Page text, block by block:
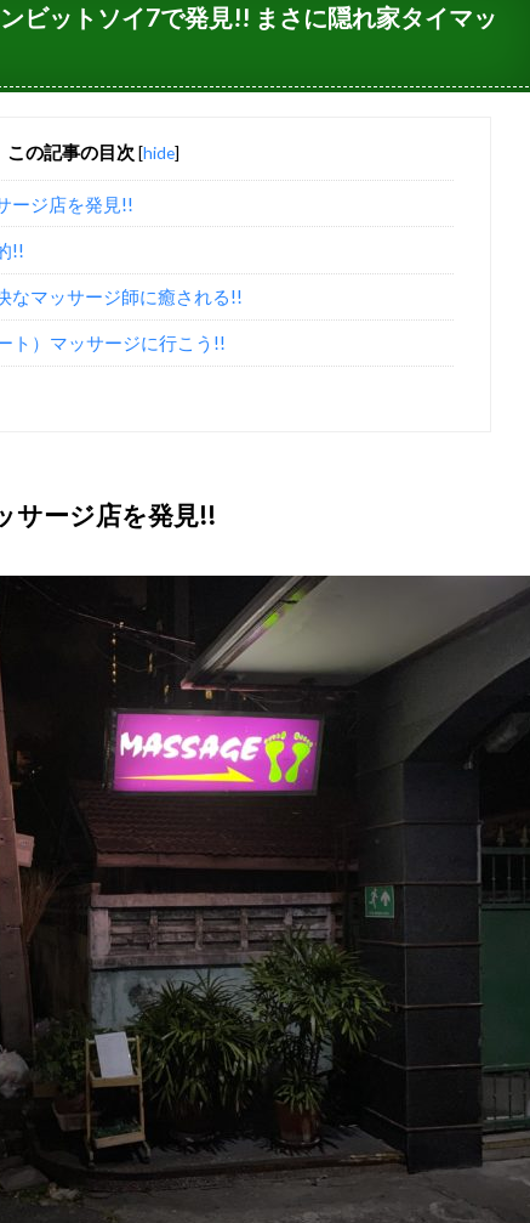
ビットソイ7で発見!! まさに隠れ家タイマッ
この記事の目次 [hide]
ージ店を発見!!
!!
なマッサージ師に癒される!!
ト）マッサージに行こう!!
サージ店を発見!!